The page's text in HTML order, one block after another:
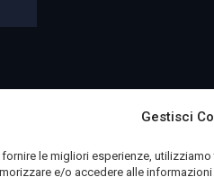
Gestisci
fornire le migliori esperienze,
e/o accedere alle